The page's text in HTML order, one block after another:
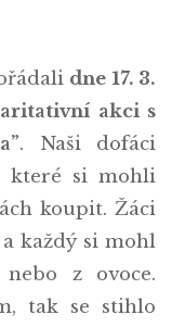
dne 17. 3.
akci s
. Naši dofáci
které si mohli
koupit. Žáci
každý si mohl
z ovoce.
tak se stihlo